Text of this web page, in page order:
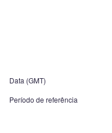
Data (GMT)
Período de referência